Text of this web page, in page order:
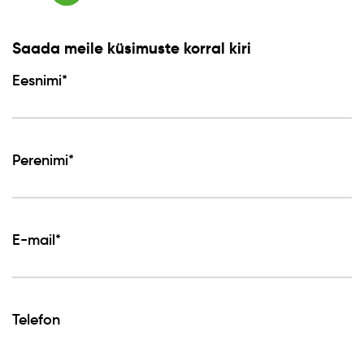
Saada meile küsimuste korral kiri
Eesnimi*
Perenimi*
E-mail*
Telefon